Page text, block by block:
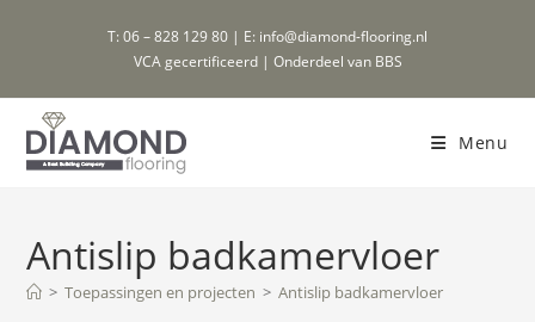
T: 06 – 828 129 80 | E: info@diamond-flooring.nl
VCA gecertificeerd | Onderdeel van BBS
Menu
Antislip badkamervloer
> Toepassingen en projecten > Antislip badkamervloer